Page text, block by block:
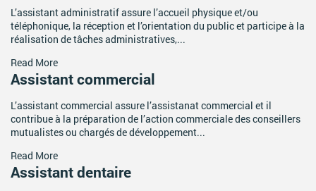
L’assistant administratif assure l’accueil physique et/ou
téléphonique, la réception et l’orientation du public et participe à la
réalisation de tâches administratives,...
Read More
Assistant commercial
L’assistant commercial assure l’assistanat commercial et il
contribue à la préparation de l’action commerciale des conseillers
mutualistes ou chargés de développement...
Read More
Assistant dentaire